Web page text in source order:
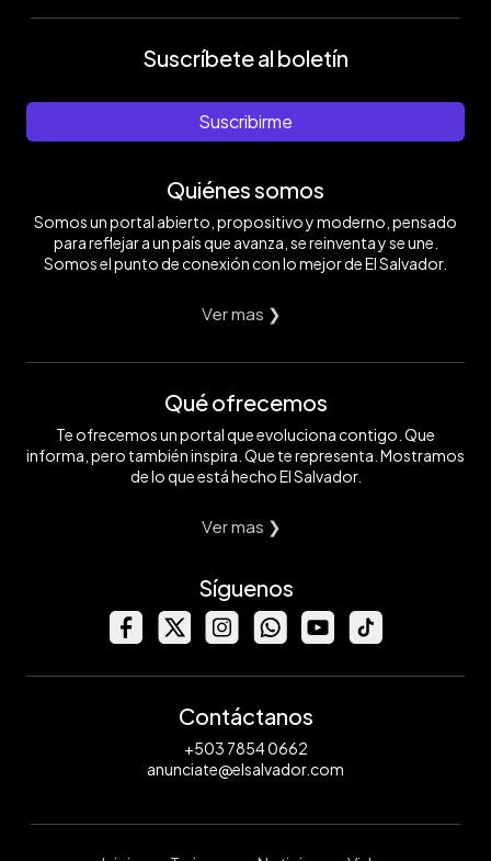
Suscríbete al boletín
Suscribirme
Quiénes somos
Somos un portal abierto, propositivo y moderno, pensado
para reflejar a un país que avanza, se reinventa y se une.
Somos el punto de conexión con lo mejor de El Salvador.
Ver mas ❯
Qué ofrecemos
Te ofrecemos un portal que evoluciona contigo. Que
informa, pero también inspira. Que te representa. Mostramos
de lo que está hecho El Salvador.
Ver mas ❯
Síguenos
Contáctanos
+503 7854 0662
anunciate@elsalvador.com